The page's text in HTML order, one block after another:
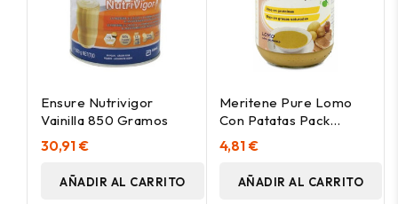
Ensure Nutrivigor
Vainilla 850 Gramos
30,91 €
AÑADIR AL CARRITO
Meritene Pure Lomo
Con Patatas Pack
6X300Gr.
4,81 €
AÑADIR AL CARRITO